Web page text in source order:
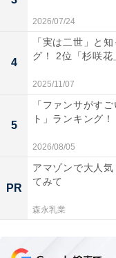
1位：銀山温泉／
大正ロマンの風情
冬の夜、雪が降り
まるでおとぎ話の
岸に並ぶ木造建築
トラストは、一度
を誇ります。
回答者からは「山
真が撮れると思う
ある純日本風建物
2026/07/24
4
「実は二世」と
グ！ 2位「杉咲花
2025/11/07
5
「ファンサがす
ト」ランキング
2026/08/05
PR
アマゾンで大人
てみて
森永乳業